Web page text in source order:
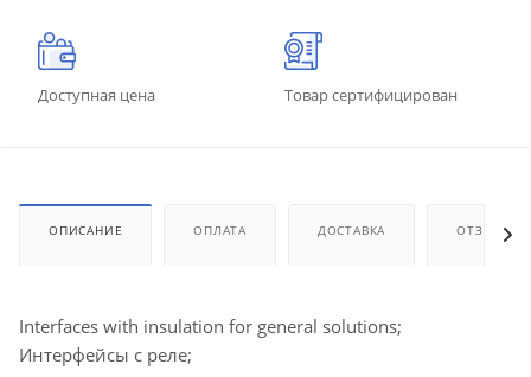
Доступная цена Товар сертифицирован
ОПИСАНИЕ ОПЛАТА ДОСТАВКА ОТЗЫВЫ
Interfaces with insulation for general solutions;
Интерфейсы с реле;